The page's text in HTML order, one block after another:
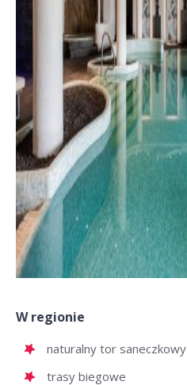
W regionie
naturalny tor saneczkowy
trasy biegowe